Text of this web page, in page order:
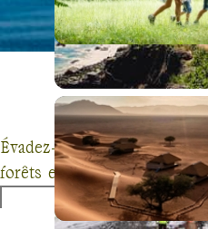
Évadez-vous avec Terres
forêts enneigées du
mêlant randonnée,
un dépaysement total mais